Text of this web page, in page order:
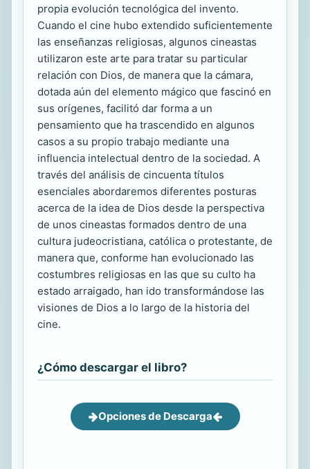
propia evolución tecnológica del invento.
Cuando el cine hubo extendido suficientemente
las enseñanzas religiosas, algunos cineastas
utilizaron este arte para tratar su particular
relación con Dios, de manera que la cámara,
dotada aún del elemento mágico que fascinó en
sus orígenes, facilitó dar forma a un
pensamiento que ha trascendido en algunos
casos a su propio trabajo mediante una
influencia intelectual dentro de la sociedad. A
través del análisis de cincuenta títulos
esenciales abordaremos diferentes posturas
acerca de la idea de Dios desde la perspectiva
de unos cineastas formados dentro de una
cultura judeocristiana, católica o protestante, de
manera que, conforme han evolucionado las
costumbres religiosas en las que su culto ha
estado arraigado, han ido transformándose las
visiones de Dios a lo largo de la historia del
cine.
¿Cómo descargar el libro?
Opciones de Descarga